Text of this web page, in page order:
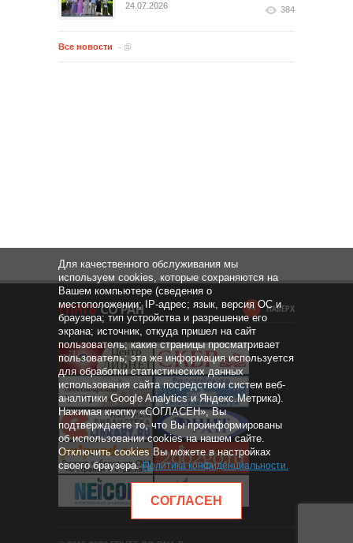
24.07.2026 384
Все новости
НАВЕРХ
Для качественного обслуживания мы
используем cookies, которые сохраняются на
Вашем компьютере (сведения о
местоположении; IP-адрес; язык, версия ОС и
браузера; тип устройства и разрешение его
экрана; источник, откуда пришел на сайт
пользователь; какие страницы просматривает
пользователь; эта же информация используется
для обработки статистических данных
использования сайта посредством систем веб-
аналитики Google Analytics и Яндекс.Метрика).
Нажимая кнопку «СОГЛАСЕН», Вы
подтверждаете то, что Вы проинформированы
об использовании cookies на нашем сайте.
Отключить cookies Вы можете в настройках
своего браузера.Политика конфиденциальности.
СОГЛАСЕН